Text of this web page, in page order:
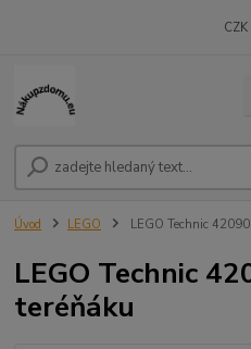
CZK
Úvod LEGO LEGO Technic
LEGO Technic
teréňáku